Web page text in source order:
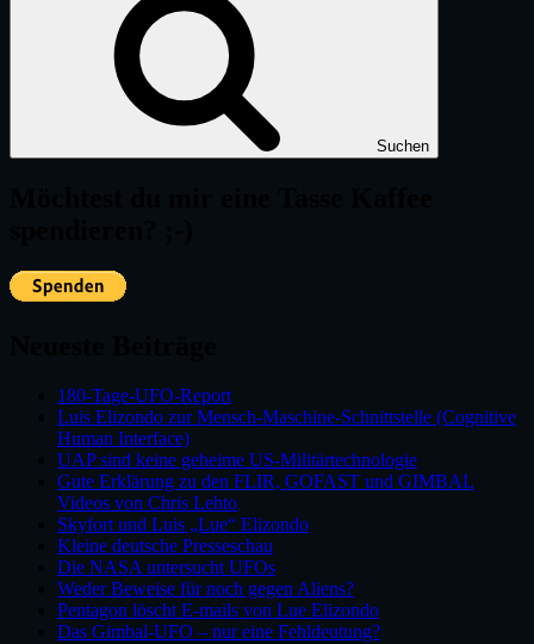
Suchen
180-Tage-UFO-Report
Luis Elizondo zur Mensch-Maschine-Schnittstelle (Cognitive
Human Interface)
UAP sind keine geheime US-Militärtechnologie
Gute Erklärung zu den FLIR, GOFAST und GIMBAL
Videos von Chris Lehto
Skyfort und Luis „Lue“ Elizondo
Kleine deutsche Presseschau
Die NASA untersucht UFOs
Weder Beweise für noch gegen Aliens?
Pentagon löscht E-mails von Lue Elizondo
Das Gimbal-UFO – nur eine Fehldeutung?